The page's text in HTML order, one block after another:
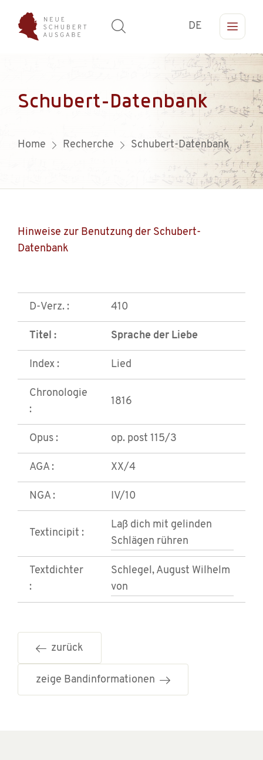
DE
Schubert-Datenbank
Home Recherche Schubert-Datenbank
Hinweise zur Benutzung der Schubert-
Datenbank
D-Verz. : 410
Titel : Sprache der Liebe
Index : Lied
Chronologie
:
1816
Opus : op. post 115/3
AGA : XX/4
NGA : IV/10
Textincipit :
Laß dich mit gelinden
Schlägen rühren
Textdichter
:
Schlegel, August Wilhelm
von
zurück
zeige Bandinformationen